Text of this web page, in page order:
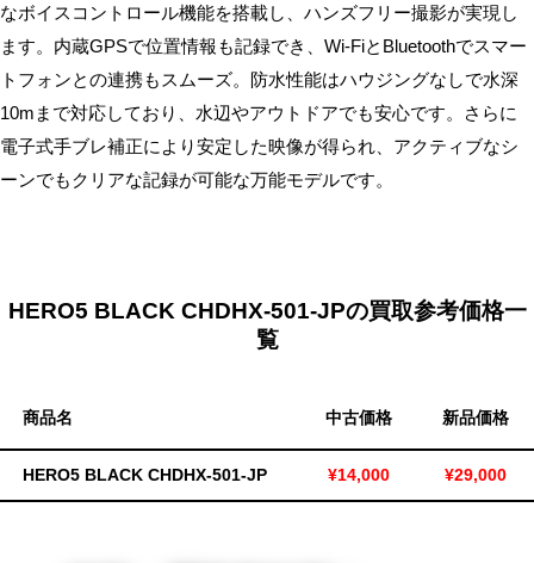
料
無
料・
ス
ピ
ー
なボイスコントロール機能を搭載し、ハンズフリー撮影が実現し
ます。内蔵GPSで位置情報も記録でき、Wi-FiとBluetoothでスマー
トフォンとの連携もスムーズ。防水性能はハウジングなしで水深
10mまで対応しており、水辺やアウトドアでも安心です。さらに
電子式手ブレ補正により安定した映像が得られ、アクティブなシ
ーンでもクリアな記録が可能な万能モデルです。
HERO5 BLACK CHDHX-501-JPの買取参考価格一
覧
商品名 中古価格 新品価格
HERO5 BLACK CHDHX-501-JP ¥14,000 ¥29,000